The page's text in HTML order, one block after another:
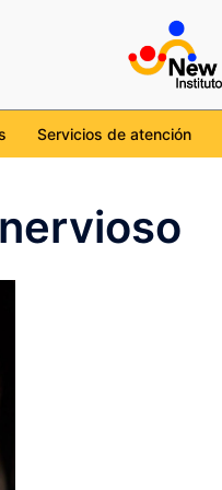
Servicios de atención